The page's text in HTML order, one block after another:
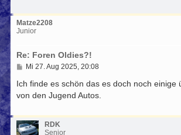
Matze2208
Junior
Re: Foren Oldies?!
B
i
r
g
Mi 27. Aug 2025, 20:08
Ich finde es schön das es doch noch einige
von den Jugend Autos.
RDK
Senior